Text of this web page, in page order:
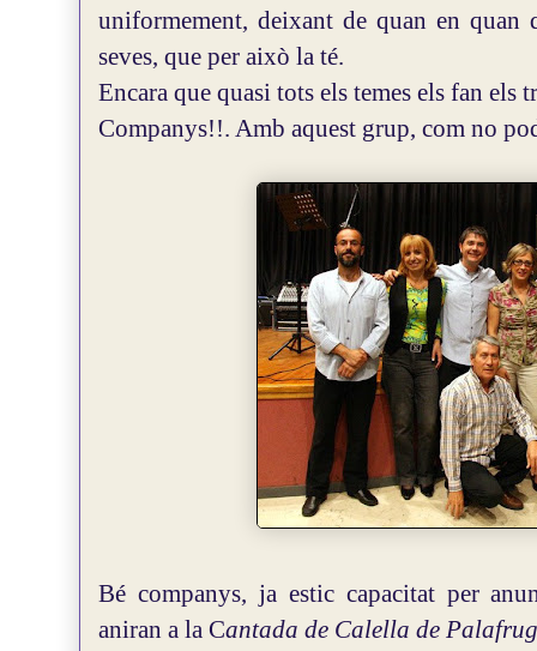
uniformement, deixant de quan en
seves, que per això la té.
Encara que quasi tots els temes els fan els
Companys!!. Amb aquest grup, com no
Bé companys, ja estic capacitat per
aniran a la Cantada de Calella de